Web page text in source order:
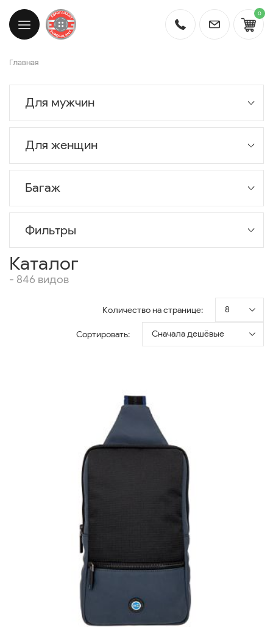
0
Главная
Для мужчин
Для женщин
Багаж
Фильтры
Каталог
- 846 видов
Количество на странице: 8
Сортировать: Сначала дешёвые